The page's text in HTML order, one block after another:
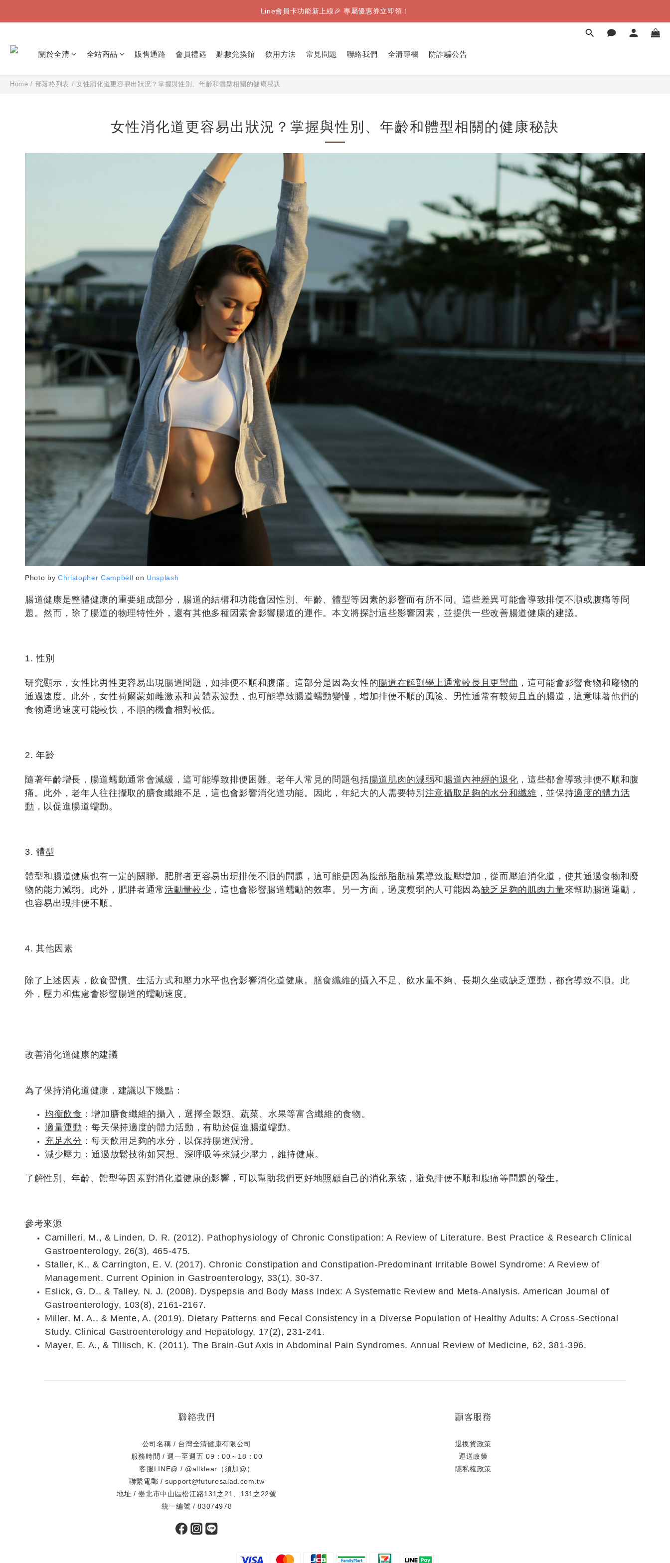
【8月限定】全家取件｜滿千送Famiice霜淇淋（數量有限，送完為止）
Line會員卡功能新上線🎉 專屬優惠券立即領！
關於全清 全站商品 販售通路 會員禮遇 點數兌換館 飲用方法 常見問題 聯絡我們 全清專欄 防詐騙公告
Home / 部落格列表 /女性消化道更容易出狀況？掌握與性別、年齡和體型相關的健康秘訣
女性消化道更容易出狀況？掌握與性別、年齡和體型相關的健康秘訣
Photo by Christopher Campbell on Unsplash
腸道健康是整體健康的重要組成部分，腸道的結構和功能會因性別、年齡、體型等因素的影響而有所不同。這些差異可能會導致排便不順或腹痛等問
題。然而，除了腸道的物理特性外，還有其他多種因素會影響腸道的運作。本文將探討這些影響因素，並提供一些改善腸道健康的建議。
1. 性別
研究顯示，女性比男性更容易出現腸道問題，如排便不順和腹痛。這部分是因為女性的腸道在解剖學上通常較長且更彎曲 ，這可能會影響食物和廢物的
通過速度。此外，女性荷爾蒙如雌激素和黃體素波動 ，也可能導致腸道蠕動變慢，增加排便不順的風險。男性通常有較短且直的腸道，這意味著他們的
食物通過速度可能較快，不順的機會相對較低。
2. 年齡
隨著年齡增長，腸道蠕動通常會減緩，這可能導致排便困難。老年人常見的問題包括腸道肌肉的減弱和腸道內神經的退化 ，這些都會導致排便不順和腹
痛。此外，老年人往往攝取的膳食纖維不足，這也會影響消化道功能。因此，年紀大的人需要特別 注意攝取足夠的水分和纖維 ，並保持適度的體力活
動 ，以促進腸道蠕動。
3. 體型
體型和腸道健康也有一定的關聯。肥胖者更容易出現排便不順的問題，這可能是因為腹部脂肪積累導致腹壓增加 ，從而壓迫消化道，使其通過食物和廢
物的能力減弱。此外，肥胖者通常活動量較少 ，這也會影響腸道蠕動的效率。另一方面，過度瘦弱的人可能因為缺乏足夠的肌肉力量來幫助腸道運動，
也容易出現排便不順。
4. 其他因素
除了上述因素，飲食習慣、生活方式和壓力水平也會影響消化道健康。膳食纖維的攝入不足、飲水量不夠、長期久坐或缺乏運動，都會導致不順。此
外，壓力和焦慮會影響腸道的蠕動速度。
改善消化道健康的建議
為了保持消化道健康，建議以下幾點：
均衡飲食 ：增加膳食纖維的攝入，選擇全穀類、蔬菜、水果等富含纖維的食物。
適量運動 ：每天保持適度的體力活動，有助於促進腸道蠕動。
充足水分 ：每天飲用足夠的水分，以保持腸道潤滑。
減少壓力 ：通過放鬆技術如冥想、深呼吸等來減少壓力，維持健康。
了解性別、年齡、體型等因素對消化道健康的影響，可以幫助我們更好地照顧自己的消化系統，避免排便不順和腹痛等問題的發生。
參考來源
Camilleri, M., & Linden, D. R. (2012). Pathophysiology of Chronic Constipation: A Review of Literature. Best Practice & Research Clinical
Gastroenterology, 26(3), 465-475.
Staller, K., & Carrington, E. V. (2017). Chronic Constipation and Constipation-Predominant Irritable Bowel Syndrome: A Review of
Management. Current Opinion in Gastroenterology, 33(1), 30-37.
Eslick, G. D., & Talley, N. J. (2008). Dyspepsia and Body Mass Index: A Systematic Review and Meta-Analysis. American Journal of
Gastroenterology, 103(8), 2161-2167.
Miller, M. A., & Mente, A. (2019). Dietary Patterns and Fecal Consistency in a Diverse Population of Healthy Adults: A Cross-Sectional
Study. Clinical Gastroenterology and Hepatology, 17(2), 231-241.
Mayer, E. A., & Tillisch, K. (2011). The Brain-Gut Axis in Abdominal Pain Syndromes. Annual Review of Medicine, 62, 381-396.
聯絡我們
公司名稱 / 台灣全清健康有限公司
服務時間 / 週一至週五 09：00～18：00
客服LINE@ / @allklear（須加@）
聯繫電郵 / support@futuresalad.com.tw
地址 / 臺北市中山區松江路131之21、131之22號
統一編號 / 83074978
顧客服務
退換貨政策
運送政策
隱私權政策